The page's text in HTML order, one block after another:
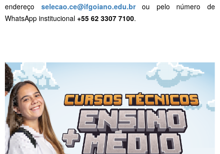
endereço
selecao.ce@ifgoiano.edu.br
ou pelo número de
WhatsApp institucional +55 62 3307 7100.